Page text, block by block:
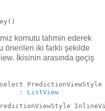
komutu tahmin ederek
önerileri iki farklı şekilde
İkisinin arasında geçiş
select PredictionViewStyle
: ListView